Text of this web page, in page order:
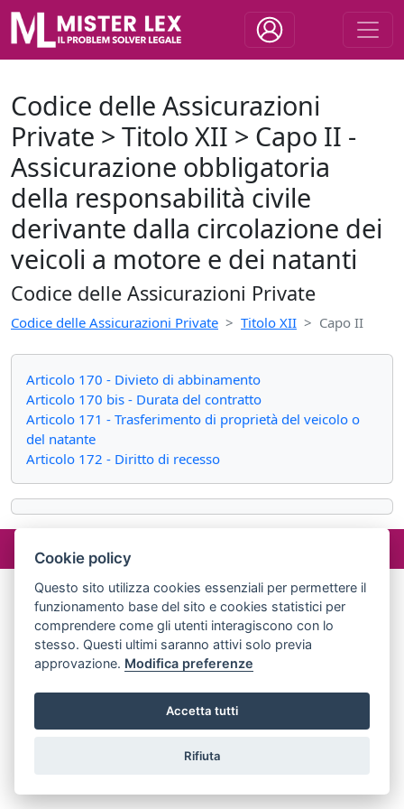
Codice delle Assicurazioni
Private > Titolo XII > Capo II -
Assicurazione obbligatoria
della responsabilità civile
derivante dalla circolazione dei
veicoli a motore e dei natanti
Codice delle Assicurazioni Private
Codice delle Assicurazioni Private Titolo XII Capo II
Articolo 170 - Divieto di abbinamento
Articolo 170 bis - Durata del contratto
Articolo 171 - Trasferimento di proprietà del veicolo o
del natante
Articolo 172 - Diritto di recesso
Cookie policy
Questo sito utilizza cookies essenziali per permettere il
funzionamento base del sito e cookies statistici per
comprendere come gli utenti interagiscono con lo
stesso. Questi ultimi saranno attivi solo previa
approvazione. Modifica preferenze
Accetta tutti
Rifiuta